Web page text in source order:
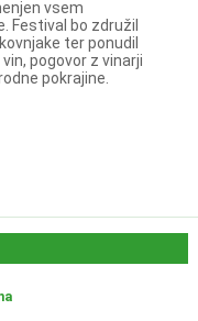
vsem
Festival bo združil
ter ponudil
pogovor z vinarji
pokrajine.